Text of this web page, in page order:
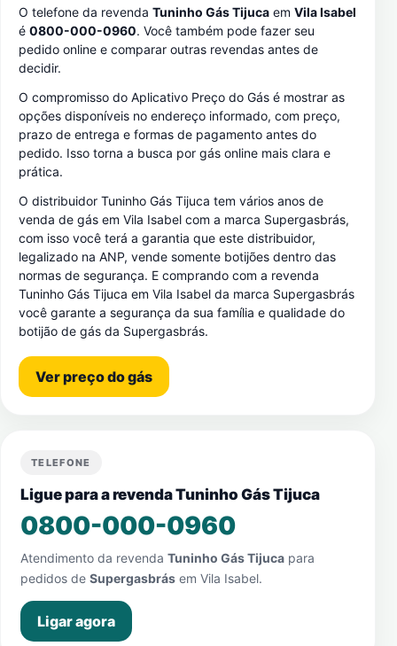
O telefone da revenda Tuninho Gás Tijuca em Vila Isabel
é 0800-000-0960. Você também pode fazer seu
pedido online e comparar outras revendas antes de
decidir.
O compromisso do Aplicativo Preço do Gás é mostrar as
opções disponíveis no endereço informado, com preço,
prazo de entrega e formas de pagamento antes do
pedido. Isso torna a busca por gás online mais clara e
prática.
O distribuidor Tuninho Gás Tijuca tem vários anos de
venda de gás em Vila Isabel com a marca Supergasbrás,
com isso você terá a garantia que este distribuidor,
legalizado na ANP, vende somente botijões dentro das
normas de segurança. E comprando com a revenda
Tuninho Gás Tijuca em Vila Isabel da marca Supergasbrás
você garante a segurança da sua família e qualidade do
botijão de gás da Supergasbrás.
Ver preço do gás
TELEFONE
Ligue para a revenda Tuninho Gás Tijuca
0800-000-0960
Atendimento da revenda Tuninho Gás Tijuca para
pedidos de Supergasbrás em Vila Isabel.
Ligar agora